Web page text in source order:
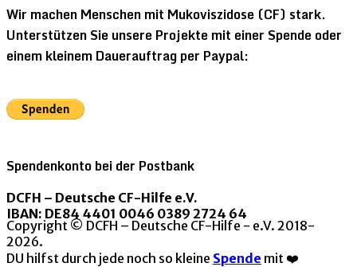
Wir machen Menschen mit Mukoviszidose (CF) stark.
Unterstützen Sie unsere Projekte mit einer Spende oder
einem kleinem Dauerauftrag per Paypal:
Spendenkonto bei der Postbank
DCFH – Deutsche CF-Hilfe e.V.
IBAN: DE84 4401 0046 0389 2724 64
Copyright © DCFH – Deutsche CF-Hilfe - e.V. 2018-
2026.
DU hilfst durch jede noch so kleine Spende mit ❤️